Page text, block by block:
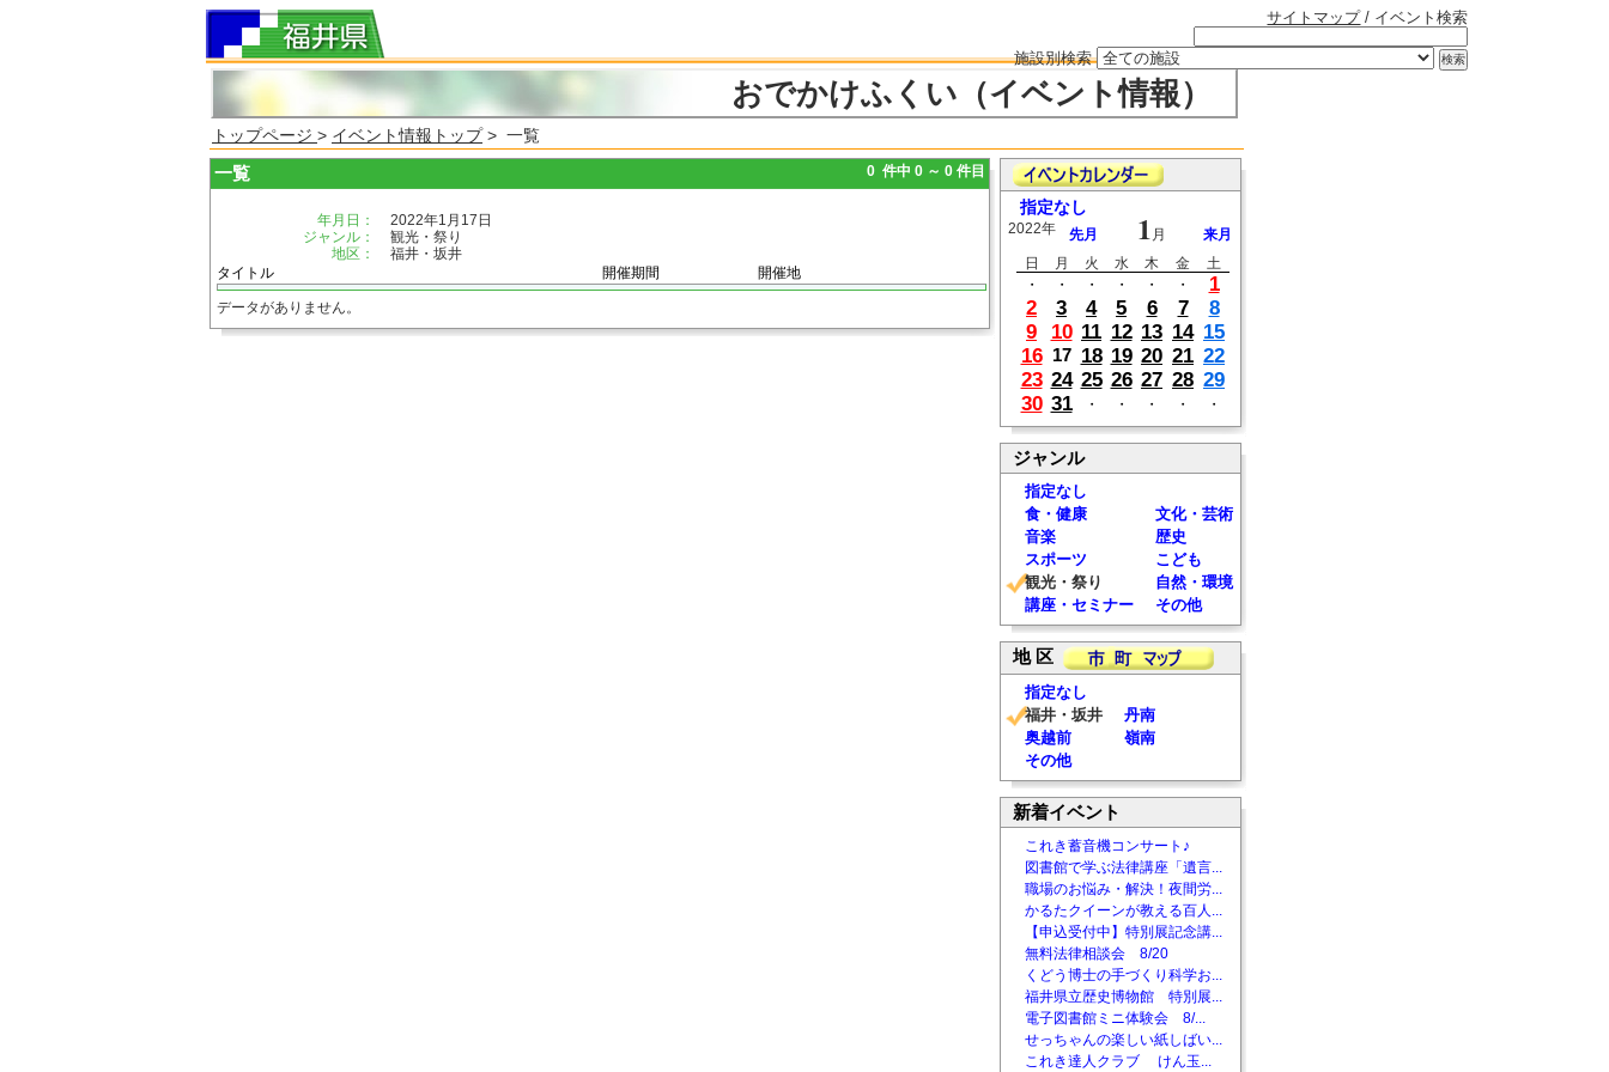
サイトマップ/ イベント検索
施設別検索
おでかけふくい（イベント情報）
トップページ > イベント情報トップ> 一覧
一覧 0 件中 0 ～ 0 件目
年月日：
2022年1月17日
ジャンル：
観光・祭り
地区：
福井・坂井
タイトル
開催期間 開催地
データがありません。
指定なし
2022年 先月 1 月
来月
日
月 火 水 木 金
土
・
・ ・ ・ ・ ・
1
2
3 4 5 6 7
8
9
10 11 12 13 14 15
16 17 18 19 20 21 22
23 24 25 26 27 28 29
30 31 ・ ・ ・ ・ ・
ジャンル
指定なし
食・健康
文化・芸術
音楽
歴史
スポーツ
こども
観光・祭り
自然・環境
講座・セミナー
その他
地 区
指定なし
福井・坂井
丹南
奥越前
嶺南
その他
新着イベント
これき蓄音機コンサート♪
図書館で学ぶ法律講座「遺言...
職場のお悩み・解決！夜間労...
かるたクイーンが教える百人...
【申込受付中】特別展記念講...
無料法律相談会 8/20
くどう博士の手づくり科学お...
福井県立歴史博物館 特別展...
電子図書館ミニ体験会 8/...
せっちゃんの楽しい紙しばい...
これき達人クラブ けん玉...